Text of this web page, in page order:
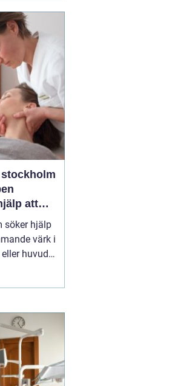
arbete,
att
söker hjälp
värk i
huvud
både
Där
uppstår ofta
osteopati.